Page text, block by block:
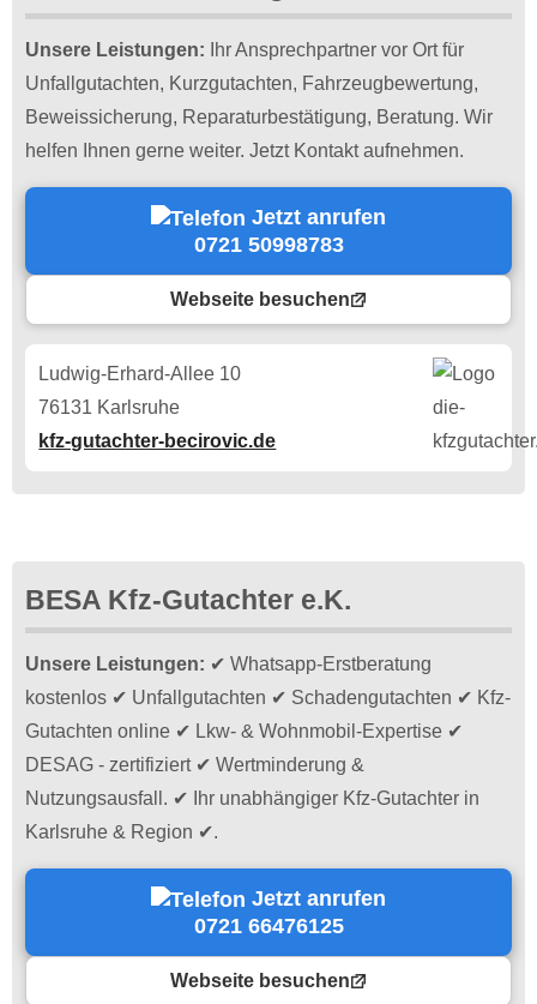
Unsere Leistungen: Ihr Ansprechpartner vor Ort für
Unfallgutachten, Kurzgutachten, Fahrzeugbewertung,
Beweissicherung, Reparaturbestätigung, Beratung. Wir
helfen Ihnen gerne weiter. Jetzt Kontakt aufnehmen.
Jetzt anrufen
0721 50998783
Webseite besuchen
Ludwig-Erhard-Allee 10
76131 Karlsruhe
kfz-gutachter-becirovic.de
BESA Kfz-Gutachter e.K.
Unsere Leistungen: ✔ Whatsapp-Erstberatung
kostenlos ✔ Unfallgutachten ✔ Schadengutachten ✔ Kfz-
Gutachten online ✔ Lkw- & Wohnmobil-Expertise ✔
DESAG - zertifiziert ✔ Wertminderung &
Nutzungsausfall. ✔ Ihr unabhängiger Kfz-Gutachter in
Karlsruhe & Region ✔.
Jetzt anrufen
0721 66476125
Webseite besuchen